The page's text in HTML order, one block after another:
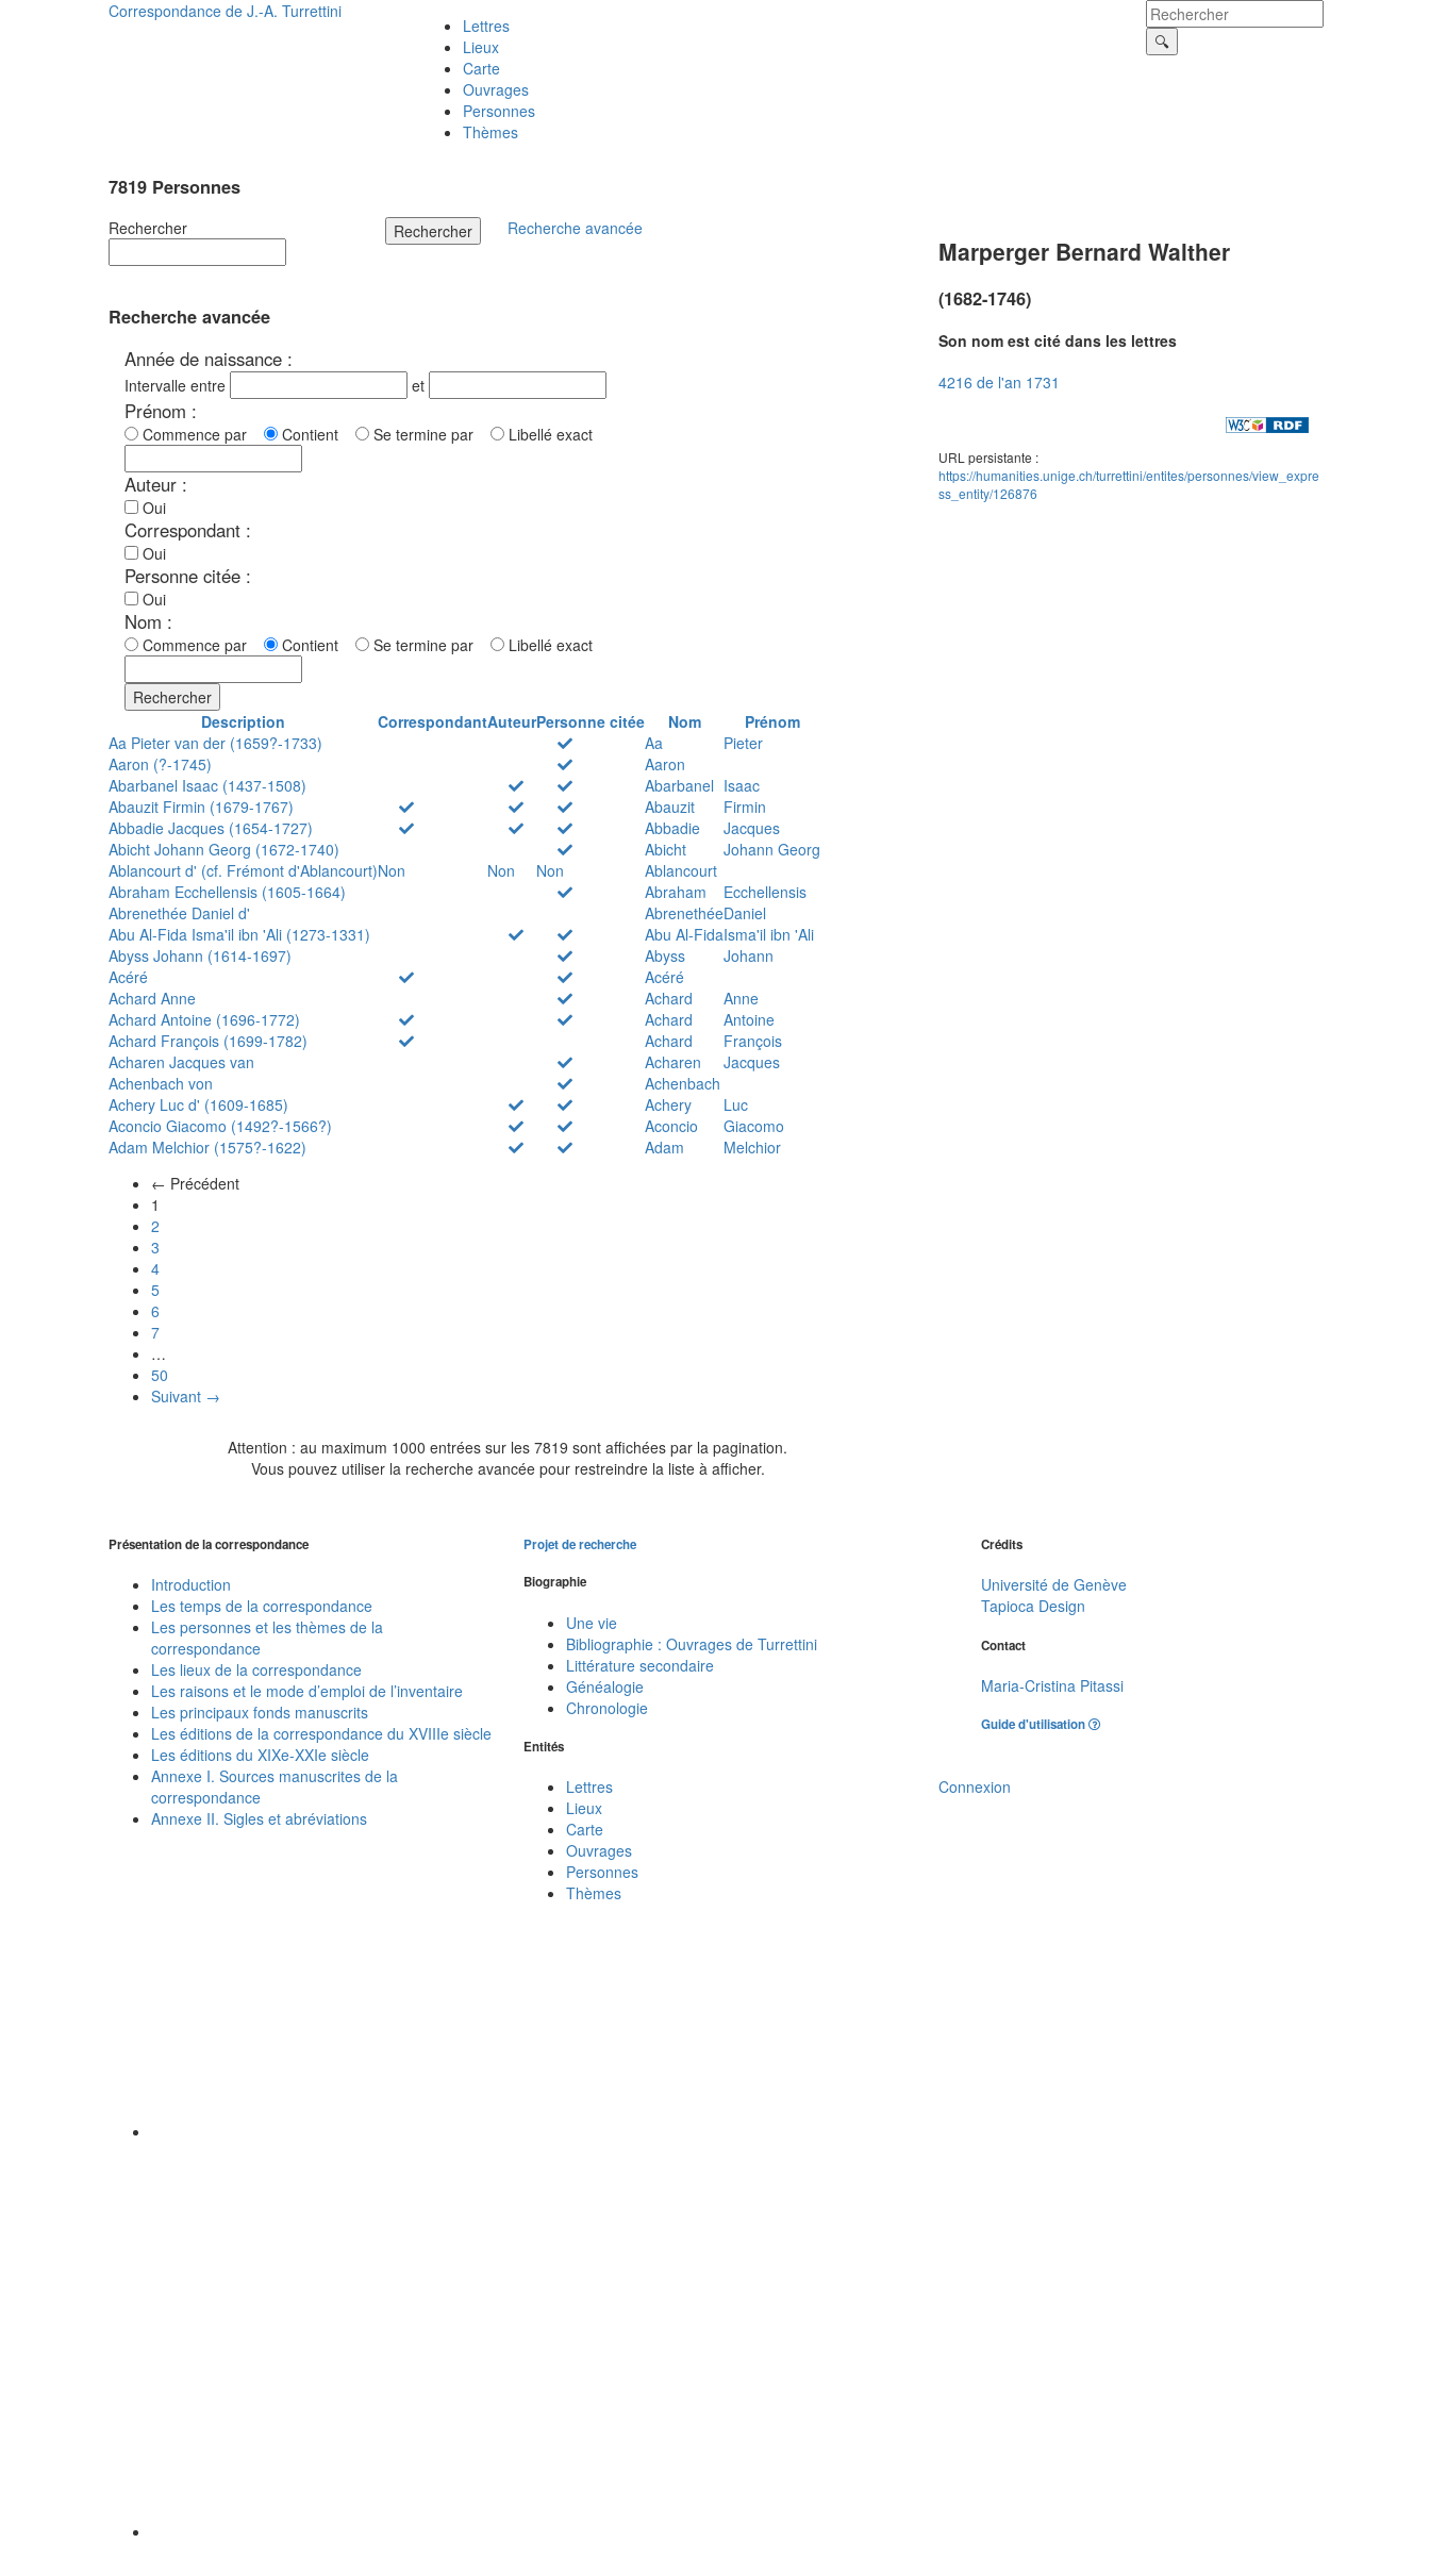
Correspondance de J.-A. Turrettini
Lettres
Lieux
Carte
Ouvrages
Personnes
Thèmes
7819 Personnes
Rechercher Rechercher Recherche avancée
Recherche avancée
Année de naissance :
Intervalle entre et
Prénom :
Commence par Contient Se termine par Libellé exact
Auteur :
Oui
Correspondant :
Oui
Personne citée :
Oui
Nom :
Commence par Contient Se termine par Libellé exact
Rechercher
Description
CorrespondantAuteurPersonne citée Nom
Prénom
Aa Pieter van der (1659?-1733)
Aa
Pieter
Aaron (?-1745)
Aaron
Abarbanel Isaac (1437-1508)
Abarbanel Isaac
Abauzit Firmin (1679-1767)
Abauzit
Firmin
Abbadie Jacques (1654-1727)
Abbadie
Jacques
Abicht Johann Georg (1672-1740)
Abicht
Johann Georg
Ablancourt d' (cf. Frémont d'Ablancourt)Non Non Non
Ablancourt
Abraham Ecchellensis (1605-1664)
Abraham
Ecchellensis
Abrenethée Daniel d'
AbrenethéeDaniel
Abu Al-Fida Isma'il ibn 'Ali (1273-1331)
Abu Al-FidaIsma'il ibn 'Ali
Abyss Johann (1614-1697)
Abyss
Johann
Acéré
Acéré
Achard Anne
Achard
Anne
Achard Antoine (1696-1772)
Achard
Antoine
Achard François (1699-1782)
Achard
François
Acharen Jacques van
Acharen
Jacques
Achenbach von
Achenbach
Achery Luc d' (1609-1685)
Achery
Luc
Aconcio Giacomo (1492?-1566?)
Aconcio
Giacomo
Adam Melchior (1575?-1622)
Adam
Melchior
← Précédent
1
2
3
4
5
6
7
…
50
Suivant →
Attention : au maximum 1000 entrées sur les 7819 sont affichées par la pagination.
Vous pouvez utiliser la recherche avancée pour restreindre la liste à afficher.
Marperger Bernard Walther
(1682-1746)
Son nom est cité dans les lettres
4216 de l'an 1731
URL persistante :
https://humanities.unige.ch/turrettini/entites/personnes/view_expre
ss_entity/126876
Présentation de la correspondance
Introduction
Les temps de la correspondance
Les personnes et les thèmes de la
correspondance
Les lieux de la correspondance
Les raisons et le mode d’emploi de l’inventaire
Les principaux fonds manuscrits
Les éditions de la correspondance du XVIIIe siècle
Les éditions du XIXe-XXIe siècle
Annexe I. Sources manuscrites de la
correspondance
Annexe II. Sigles et abréviations
Projet de recherche
Biographie
Une vie
Bibliographie : Ouvrages de Turrettini
Littérature secondaire
Généalogie
Chronologie
Entités
Lettres
Lieux
Carte
Ouvrages
Personnes
Thèmes
Crédits
Université de Genève
Tapioca Design
Contact
Maria-Cristina Pitassi
Guide d'utilisation
Connexion